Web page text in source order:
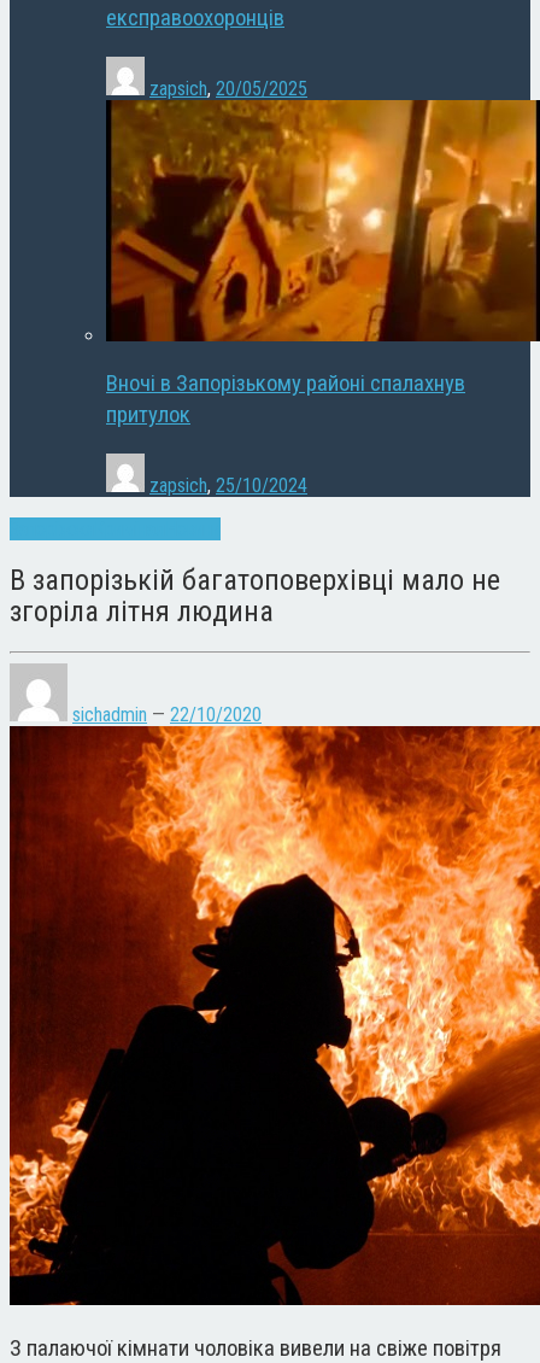
експравоохоронців
zapsich, 20/05/2025
Вночі в Запорізькому районі спалахнув
притулок
zapsich, 25/10/2024
В запорізькій багатоповерхівці мало не
згоріла літня людина
sichadmin — 22/10/2020
З палаючої кімнати чоловіка вивели на свіже повітря